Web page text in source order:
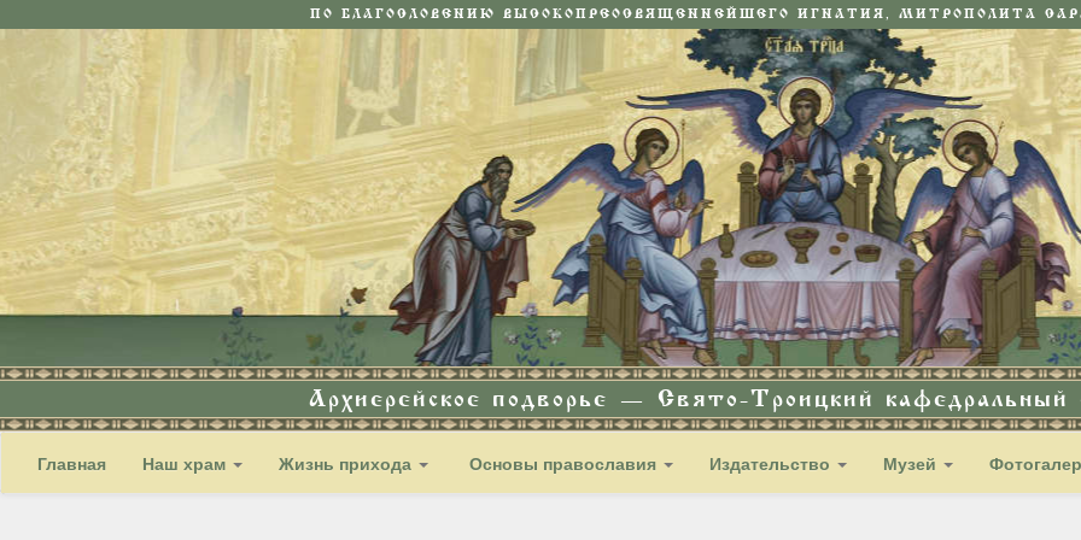
ПО БЛАГОСЛОВЕНИЮ ВЫСОКОПРЕОСВЯЩЕННЕЙШЕГО ИГНАТИЯ, МИТРОПОЛИТА
Архиерейское подворье — Свято-Троицкий кафедральный
Главная Наш храм Жизнь прихода Основы православия Издательство Музей